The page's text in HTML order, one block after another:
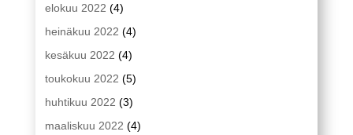
elokuu 2022 (4)
heinäkuu 2022 (4)
kesäkuu 2022 (4)
toukokuu 2022 (5)
huhtikuu 2022 (3)
maaliskuu 2022 (4)